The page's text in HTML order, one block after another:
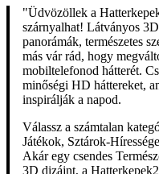
"Üdvözöllek a
szárnyalhat! Látványos
panorámák, természetes
más vár rád, hogy
mobiltelefonod hátterét.
minőségi HD háttereket,
inspirálják a napod.
Válassz a számtalan
Játékok, Sztárok-
Akár egy csendes
3D dizájnt, a